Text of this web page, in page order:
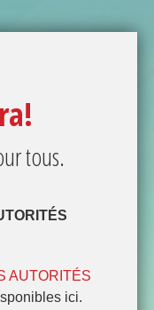
tous.
AUTORITÉS
ici.